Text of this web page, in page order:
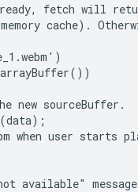
fetch will
cache).
new sourceBuffer.
when user starts
available"